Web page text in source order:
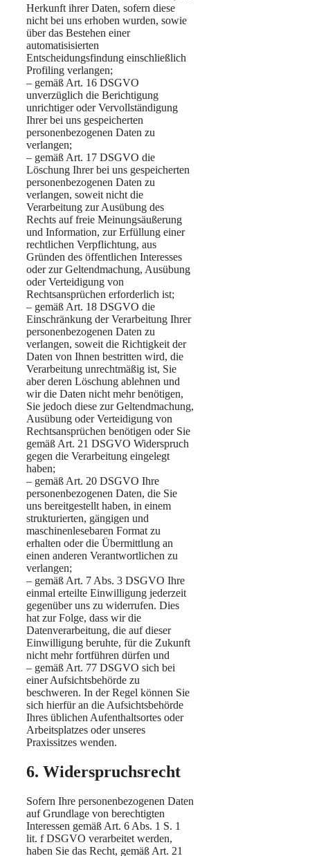
Herkunft ihrer Daten, sofern diese
nicht bei uns erhoben wurden, sowie
über das Bestehen einer
automatisisierten
Entscheidungsfindung einschließlich
Profiling verlangen;
– gemäß Art. 16 DSGVO
unverzüglich die Berichtigung
unrichtiger oder Vervollständigung
Ihrer bei uns gespeicherten
personenbezogenen Daten zu
verlangen;
– gemäß Art. 17 DSGVO die
Löschung Ihrer bei uns gespeicherten
personenbezogenen Daten zu
verlangen, soweit nicht die
Verarbeitung zur Ausübung des
Rechts auf freie Meinungsäußerung
und Information, zur Erfüllung einer
rechtlichen Verpflichtung, aus
Gründen des öffentlichen Interesses
oder zur Geltendmachung, Ausübung
oder Verteidigung von
Rechtsansprüchen erforderlich ist;
– gemäß Art. 18 DSGVO die
Einschränkung der Verarbeitung Ihrer
personenbezogenen Daten zu
verlangen, soweit die Richtigkeit der
Daten von Ihnen bestritten wird, die
Verarbeitung unrechtmäßig ist, Sie
aber deren Löschung ablehnen und
wir die Daten nicht mehr benötigen,
Sie jedoch diese zur Geltendmachung,
Ausübung oder Verteidigung von
Rechtsansprüchen benötigen oder Sie
gemäß Art. 21 DSGVO Widerspruch
gegen die Verarbeitung eingelegt
haben;
– gemäß Art. 20 DSGVO Ihre
personenbezogenen Daten, die Sie
uns bereitgestellt haben, in einem
strukturierten, gängigen und
maschinenlesebaren Format zu
erhalten oder die Übermittlung an
einen anderen Verantwortlichen zu
verlangen;
– gemäß Art. 7 Abs. 3 DSGVO Ihre
einmal erteilte Einwilligung jederzeit
gegenüber uns zu widerrufen. Dies
hat zur Folge, dass wir die
Datenverarbeitung, die auf dieser
Einwilligung beruhte, für die Zukunft
nicht mehr fortführen dürfen und
– gemäß Art. 77 DSGVO sich bei
einer Aufsichtsbehörde zu
beschweren. In der Regel können Sie
sich hierfür an die Aufsichtsbehörde
Ihres üblichen Aufenthaltsortes oder
Arbeitsplatzes oder unseres
Praxissitzes wenden.
6. Widerspruchsrecht
Sofern Ihre personenbezogenen Daten
auf Grundlage von berechtigten
Interessen gemäß Art. 6 Abs. 1 S. 1
lit. f DSGVO verarbeitet werden,
haben Sie das Recht, gemäß Art. 21